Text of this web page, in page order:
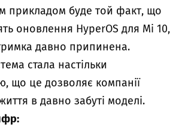
прикладом буде той факт, що
оновлення HyperOS для Mi 10,
давно припинена.
стала настільки
що це дозволяє компанії
в давно забуті моделі.